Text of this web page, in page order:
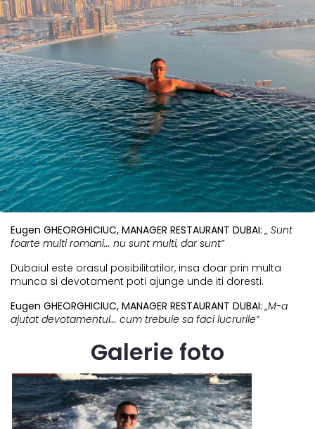
Eugen GHEORGHICIUC, MANAGER RESTAURANT DUBAI:„ Sunt
foarte multi romani... nu sunt multi, dar sunt”
Dubaiul este orasul posibilitatilor, insa doar prin multa
munca si devotament poti ajunge unde iti doresti.
Eugen GHEORGHICIUC, MANAGER RESTAURANT DUBAI:„M-a
ajutat devotamentul... cum trebuie sa faci lucrurile”
Galerie foto